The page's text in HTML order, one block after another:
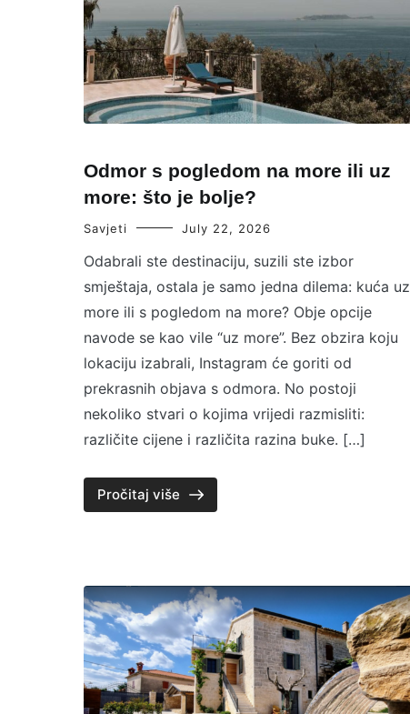
Odmor s pogledom na more ili uz
more: što je bolje?
Savjeti July 22, 2026
Odabrali ste destinaciju, suzili ste izbor
smještaja, ostala je samo jedna dilema: kuća uz
more ili s pogledom na more? Obje opcije
navode se kao vile “uz more”. Bez obzira koju
lokaciju izabrali, Instagram će goriti od
prekrasnih objava s odmora. No postoji
nekoliko stvari o kojima vrijedi razmisliti:
različite cijene i različita razina buke. […]
Pročitaj više